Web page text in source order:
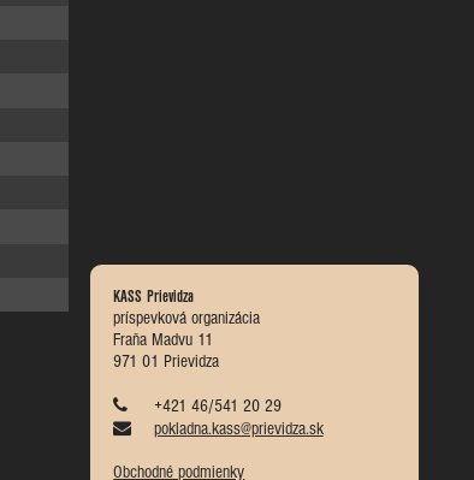
KASS Prievidza
príspevková organizácia
Fraňa Madvu 11
971 01 Prievidza
+421 46/541 20 29
pokladna.kass@prievidza.sk
Obchodné podmienky